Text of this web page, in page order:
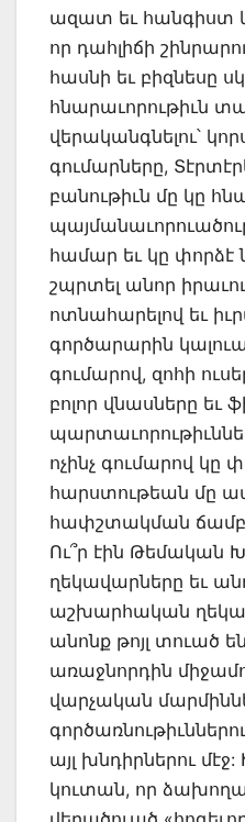
ազատ եւ հանգիստ
որ դահլիճի
հասնի եւ բիզնեսը
հնարաւորութիւն
վերականգնելու՝
գումարները,
բանութիւն մը կը
համար եւ կը փորձէ
շպրտել անոր
ոտնահարելով եւ
գործարարին
գումարով, զոհի
բոլոր վնասները եւ
ոչինչ գումարով կը
հարստութեան մը
հափշտակման
Ու՞ր էին Թեմական
ղեկավարները եւ
աշխարհական
անոնք թոյլ տուած
առաջնորդին
վարչական
այլ խնդիրներու մէջ:
կուտան, որ